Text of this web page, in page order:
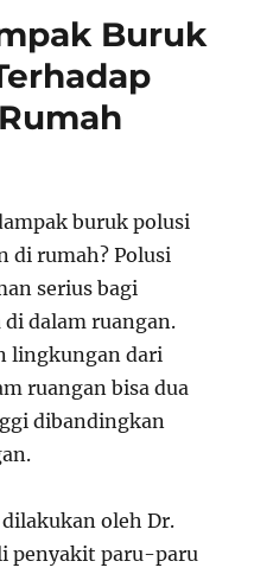
Buruk
buruk polusi
di rumah? Polusi
serius bagi
dalam ruangan.
lingkungan dari
ruangan bisa dua
dibandingkan
oleh Dr.
penyakit paru-paru